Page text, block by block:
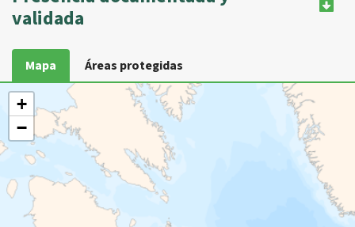
validada
Mapa Áreas protegidas
+
−